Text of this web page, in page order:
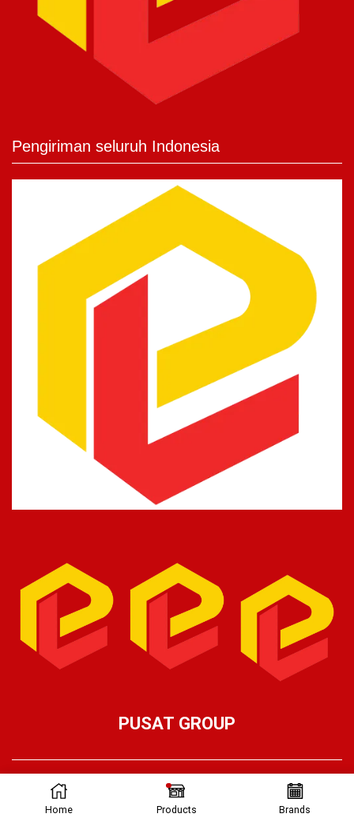
Home Products Brands
Pengiriman seluruh Indonesia
PUSAT GROUP
Ⓒ Pusat Lifting 2026 – Part of Pusat Group